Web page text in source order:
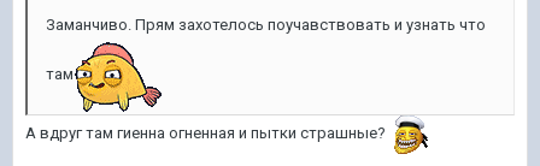
Заманчиво. Прям захотелось поучавствовать и узнать что
там
А вдруг там гиенна огненная и пытки страшные?